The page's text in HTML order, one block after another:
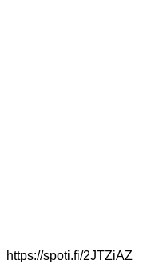
https://spoti.fi/2JTZiAZ